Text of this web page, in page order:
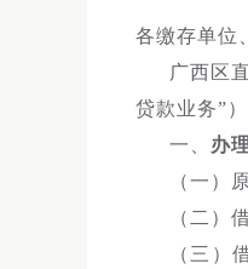
各缴存单位
广西区
贷款业务”
一、 办
（一）
（二）
（三）